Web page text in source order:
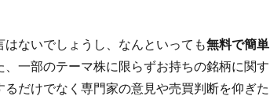
ないでしょうし、なんといっても無料で簡単
一部のテーマ株に限らずお持ちの銘柄に関す
だけでなく専門家の意見や売買判断を仰ぎた